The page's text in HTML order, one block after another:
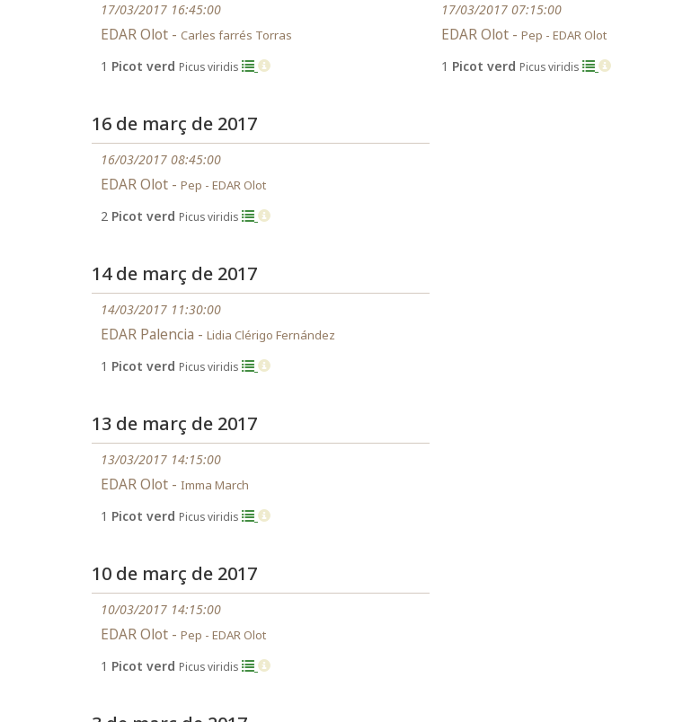
17/03/2017 16:45:00
EDAR Olot - Carles farrés Torras
1 Picot verd Picus viridis
17/03/2017 07:15:00
EDAR Olot - Pep - EDAR Olot
1 Picot verd Picus viridis
16 de març de 2017
16/03/2017 08:45:00
EDAR Olot - Pep - EDAR Olot
2 Picot verd Picus viridis
14 de març de 2017
14/03/2017 11:30:00
EDAR Palencia - Lidia Clérigo Fernández
1 Picot verd Picus viridis
13 de març de 2017
13/03/2017 14:15:00
EDAR Olot - Imma March
1 Picot verd Picus viridis
10 de març de 2017
10/03/2017 14:15:00
EDAR Olot - Pep - EDAR Olot
1 Picot verd Picus viridis